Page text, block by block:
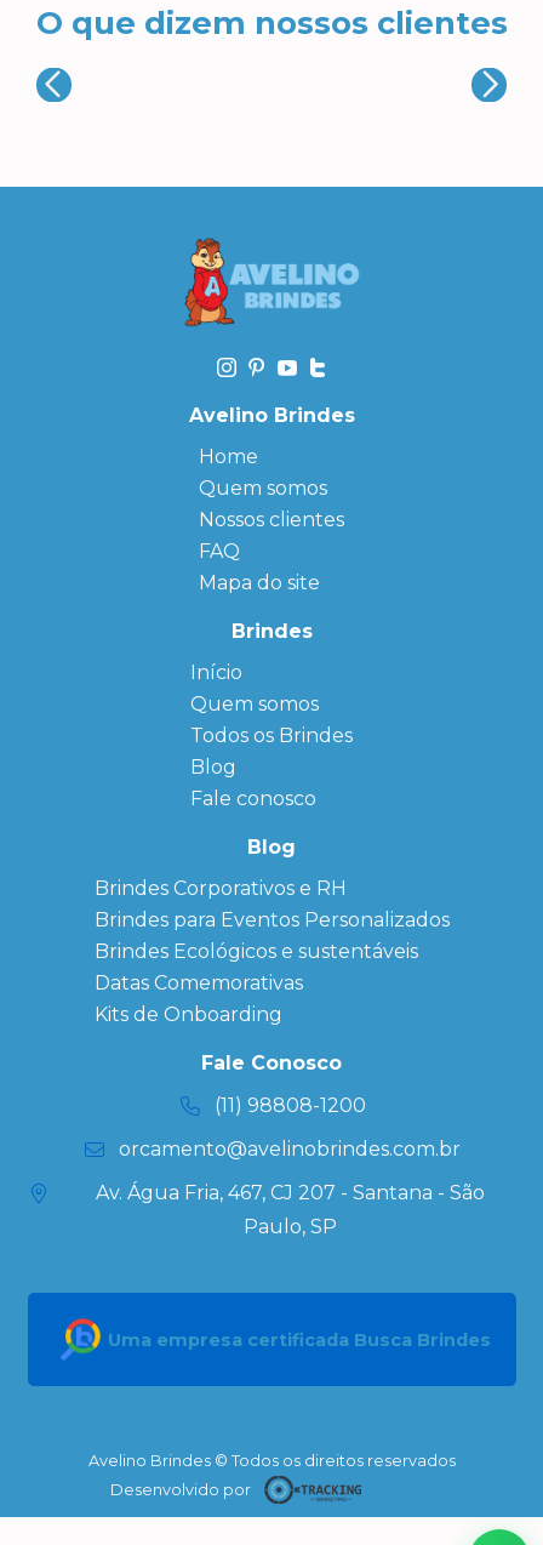
O que dizem nossos clientes
Avelino Brindes
Home
Quem somos
Nossos clientes
FAQ
Mapa do site
Brindes
Início
Quem somos
← Back
FAQ
Sitemap
Todos os Brindes
← Back
Agendas
Personalizadas
Personalizado
personalizados
Brindes
Corporativos
Copos Térmicos
Personalizados
Datas Especiais
Ecobag
Personalizada
Kits
Blog
Fale conosco
Blog
Brindes Corporativos e RH
Brindes para Eventos Personalizados
Brindes Ecológicos e sustentáveis
Datas Comemorativas
Kits de Onboarding
Fale Conosco
(11) 98808-1200
orcamento@avelinobrindes.com.br
Av. Água Fria, 467, CJ 207 - Santana - São
Paulo, SP
Uma empresa certificada Busca Brindes
Avelino Brindes © Todos os direitos reservados
Desenvolvido por